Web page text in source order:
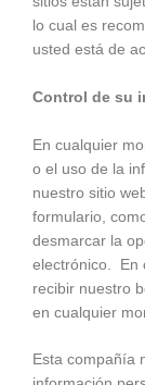
lo cual es
usted está de
Control de su
En cualquier
o el uso de la
nuestro sitio
formulario,
desmarcar la
electrónico. En
recibir nuestro
en cualquier
Esta compañía